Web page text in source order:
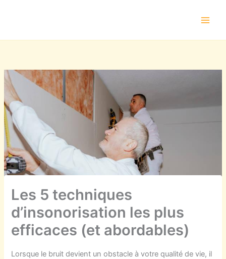
Les 5 techniques
d’insonorisation les plus
efficaces (et abordables)
Lorsque le bruit devient un obstacle à votre qualité de vie, il